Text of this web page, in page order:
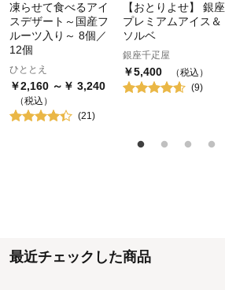
凍らせて食べるアイ
スデザート～国産フ
ルーツ入り～ 8個／
12個
ひととえ
￥2,160 ～￥ 3,240
（税込）
(21 )
【おとりよせ】 銀座
プレミアムアイス＆
ソルベ
銀座千疋屋
￥5,400
（税込）
(9)
最近チェックした商品